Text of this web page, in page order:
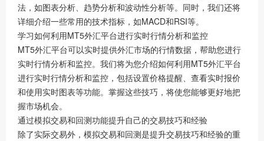
法，如图表分析、趋势分析和波动性分析等。同时，我们还将
详细介绍一些常用的技术指标，如MACD和RSI等。
学习如何利用MT5外汇平台进行实时行情分析和监控
MT5外汇平台可以实时提供外汇市场的行情数据，帮助您进行
实时行情分析和监控。我们将为您介绍如何利用MT5外汇平台
进行实时行情分析和监控，包括设置价格提醒、查看实时报价
和使用实时图表等功能。掌握这些技巧，将使您能够更好地把
握市场机会。
通过模拟交易和回测功能提升自己的交易技巧和经验
除了实际交易外，模拟交易和回测是提升交易技巧和经验的重